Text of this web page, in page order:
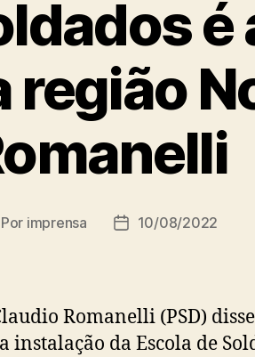
é
região
Por imprensa
Data10/08/2022
Romanelli (PSD)
instalação da Escola de